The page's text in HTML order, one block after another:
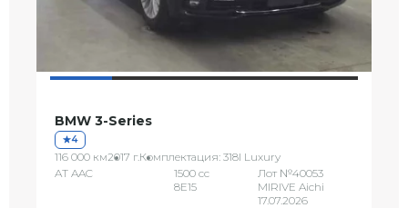
BMW 3-Series
4
116 000 км2017 г.Комплектация: 318I Luxury
AT AAC
1500 сс
8E15
Лот №40053
MIRIVE Aichi
17.07.2026